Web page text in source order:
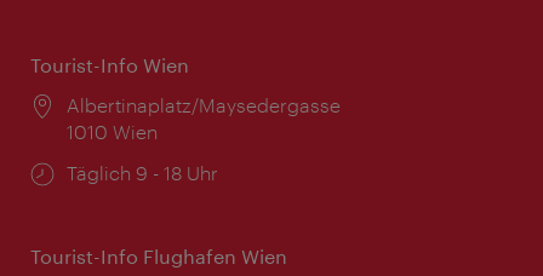
Tourist-Info Wien
Ort:
Albertinaplatz/Maysedergasse
1010 Wien
Öffnungszeiten:
Täglich 9 - 18 Uhr
Tourist-Info Flughafen Wien